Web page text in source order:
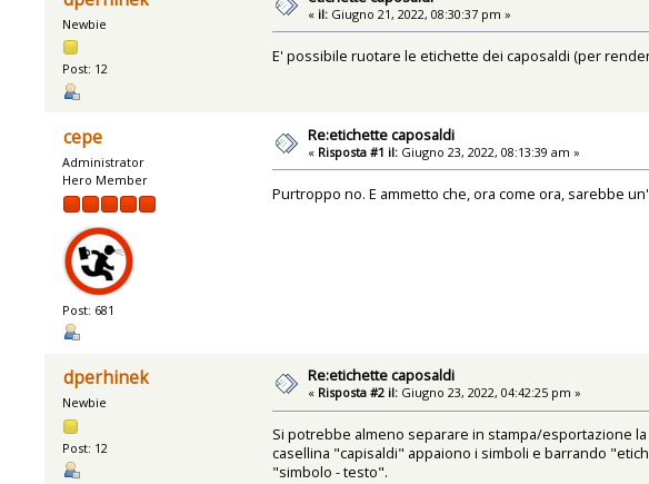
Newbie
Post: 12
« il: Giugno 21, 2022, 08:30:37 pm »
E' possibile ruotare le etichette dei caposaldi (per
cepe
Administrator
Hero Member
Post: 681
Re:etichette caposaldi
« Risposta #1 il: Giugno 23, 2022, 08:13:39 am »
Purtroppo no. E ammetto che, ora come ora, sarebbe
dperhinek
Newbie
Post: 12
Re:etichette caposaldi
« Risposta #2 il: Giugno 23, 2022, 04:42:25 pm »
Si potrebbe almeno separare in stampa/esportazione
casellina "capisaldi" appaiono i simboli e barrando
"simbolo - testo".